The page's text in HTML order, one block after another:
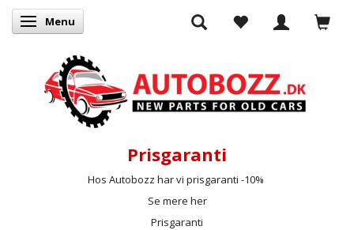
Skifte navigation
Menu
Prisgaranti
Hos Autobozz har vi prisgaranti -10%
Se mere her
Prisgaranti